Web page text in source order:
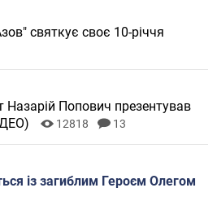
святкує своє 10-річчя
Назарій Попович презентував
12818 13
із загиблим Героєм Олегом